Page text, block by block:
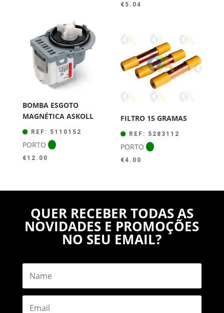
€ 5.04
BOMBA ESGOTO
MAGNÉTICA ASKOLL
REF: 5110152
PORTO
€ 12.00
FILTRO 15 GRAMAS
REF: 5283112
PORTO
€4.00
QUER RECEBER TODAS AS
NOVIDADES E PROMOÇÕES
NO SEU EMAIL?